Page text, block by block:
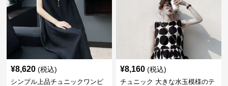
¥8,620 (税込)
シンプル上品チュニックワンピ
¥8,160 (税込)
チュニック 大きな水玉模様のテ